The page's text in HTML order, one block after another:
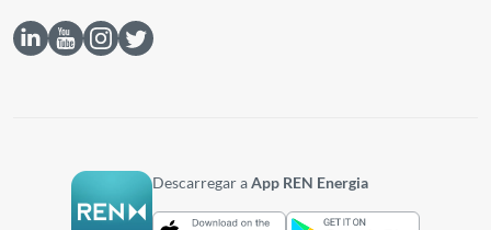
Descarregar aApp REN Energia